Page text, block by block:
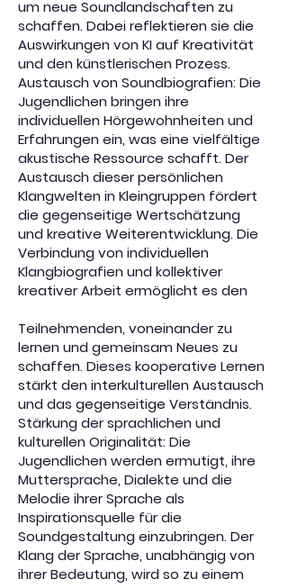
um neue Soundlandschaften zu
schaffen. Dabei reflektieren sie die
Auswirkungen von KI auf Kreativität
und den künstlerischen Prozess.
Austausch von Soundbiografien: Die
Jugendlichen bringen ihre
individuellen Hörgewohnheiten und
Erfahrungen ein, was eine vielfältige
akustische Ressource schafft. Der
Austausch dieser persönlichen
Klangwelten in Kleingruppen fördert
die gegenseitige Wertschätzung
und kreative Weiterentwicklung. Die
Verbindung von individuellen
Klangbiografien und kollektiver
kreativer Arbeit ermöglicht es den
Teilnehmenden, voneinander zu
lernen und gemeinsam Neues zu
schaffen. Dieses kooperative Lernen
stärkt den interkulturellen Austausch
und das gegenseitige Verständnis.
Stärkung der sprachlichen und
kulturellen Originalität: Die
Jugendlichen werden ermutigt, ihre
Muttersprache, Dialekte und die
Melodie ihrer Sprache als
Inspirationsquelle für die
Soundgestaltung einzubringen. Der
Klang der Sprache, unabhängig von
ihrer Bedeutung, wird so zu einem